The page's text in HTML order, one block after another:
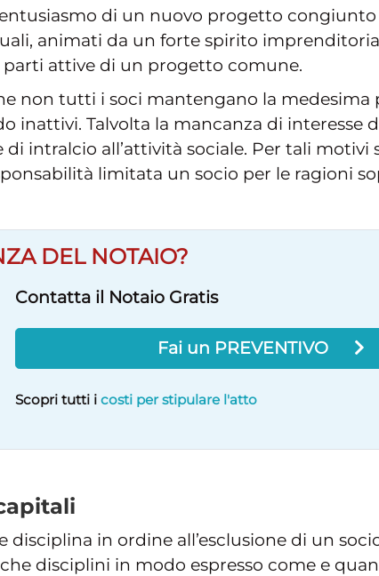
di un nuovo progetto
animati da un forte spirito
parti attive di un progetto comune.
non tutti i soci mantengano la medesima
inattivi. Talvolta la mancanza di interesse
intralcio all’attività sociale. Per tali motivi
limitata un socio per le ragioni
DEL NOTAIO?
Contatta il Notaio Gratis
Fai un PREVENTIVO
Scopri tutti icosti per stipulare l'atto
disciplina in ordine all’esclusione di un
disciplini in modo espresso come e